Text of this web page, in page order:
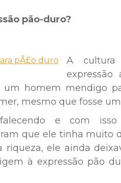
pão-duro?
A
expressão
um homem mendigo
, mesmo que fosse um
e com isso
que ele tinha muito
riqueza, ele ainda
à expressão pão